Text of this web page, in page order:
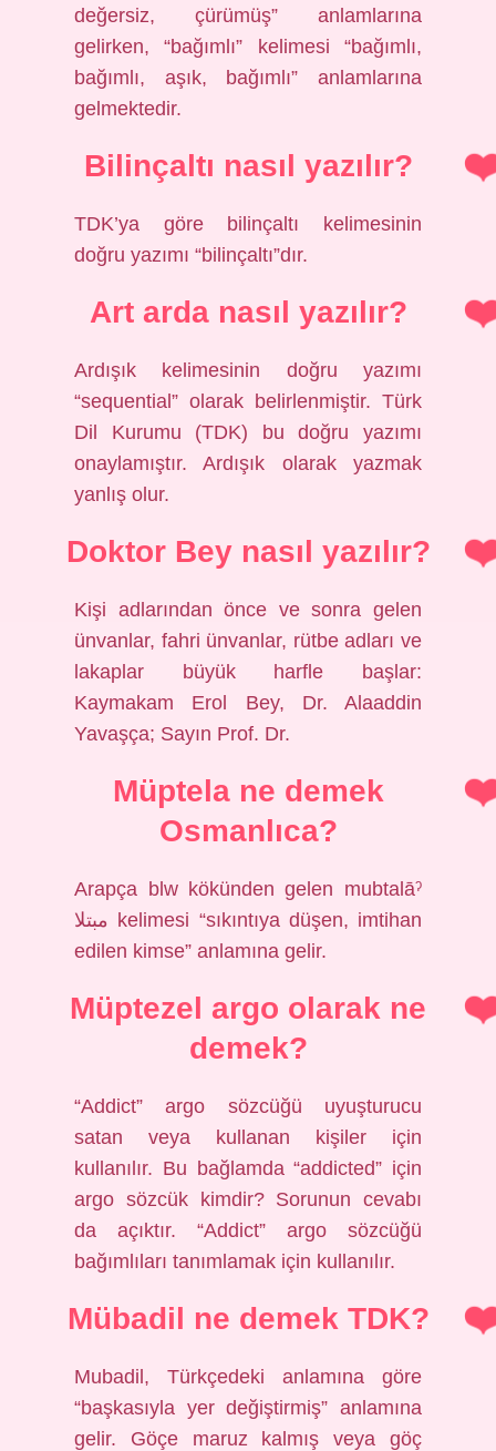
değersiz, çürümüş” anlamlarına
gelirken, “bağımlı” kelimesi “bağımlı,
bağımlı, aşık, bağımlı” anlamlarına
gelmektedir.
Bilinçaltı nasıl yazılır?
TDK’ya göre bilinçaltı kelimesinin
doğru yazımı “bilinçaltı”dır.
Art arda nasıl yazılır?
Ardışık kelimesinin doğru yazımı
“sequential” olarak belirlenmiştir. Türk
Dil Kurumu (TDK) bu doğru yazımı
onaylamıştır. Ardışık olarak yazmak
yanlış olur.
Doktor Bey nasıl yazılır?
Kişi adlarından önce ve sonra gelen
ünvanlar, fahri ünvanlar, rütbe adları ve
lakaplar büyük harfle başlar:
Kaymakam Erol Bey, Dr. Alaaddin
Yavaşça; Sayın Prof. Dr.
Müptela ne demek
Osmanlıca?
Arapça blw kökünden gelen mubtalāˀ
مبتلا kelimesi “sıkıntıya düşen, imtihan
edilen kimse” anlamına gelir.
Müptezel argo olarak ne
demek?
“Addict” argo sözcüğü uyuşturucu
satan veya kullanan kişiler için
kullanılır. Bu bağlamda “addicted” için
argo sözcük kimdir? Sorunun cevabı
da açıktır. “Addict” argo sözcüğü
bağımlıları tanımlamak için kullanılır.
Mübadil ne demek TDK?
Mubadil, Türkçedeki anlamına göre
“başkasıyla yer değiştirmiş” anlamına
gelir. Göçe maruz kalmış veya göç